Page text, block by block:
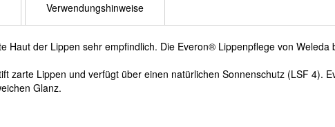
Haut der Lippen sehr empfindlich. Die Everon® Lippenpflege von
zarte Lippen und verfügt über einen natürlichen Sonnenschutz (LSF 4).
Glanz.
Verwendungshinweise